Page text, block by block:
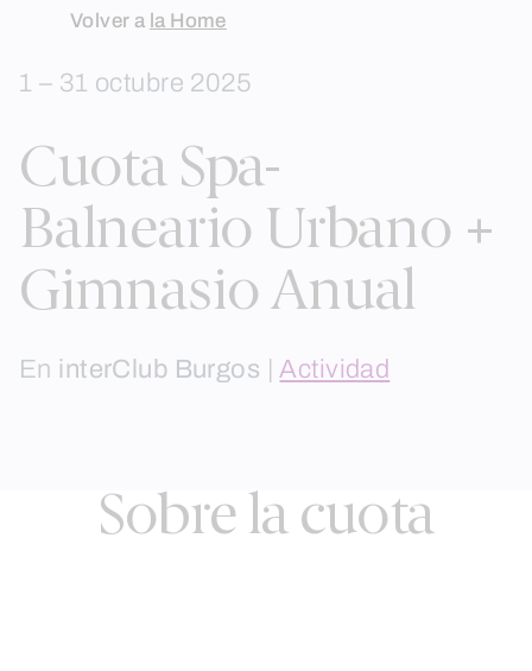
content
Volver a la Home
1 – 31 octubre 2025
Cuota Spa-
Balneario Urbano +
Gimnasio Anual
En interClub Burgos |Actividad
Sobre la cuota